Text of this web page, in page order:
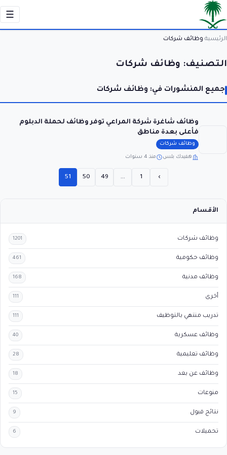
☰
الرئيسية وظائف شركات
التصنيف: وظائف شركات
جميع المنشورات في: وظائف شركات
وظائف شاغرة شركة المراعي توفر وظائف لحملة الدبلوم
فأعلى بعدة مناطق
وظائف شركات
هفيدك بلس منذ 4 سنوات
›
1
…
49
50
51
الأقسام
وظائف شركات 1201
وظائف حكومية 461
وظائف مدنية 168
أخرى 111
تدريب منتهي بالتوظيف 111
وظائف عسكرية 40
وظائف تعليمية 28
وظائف عن بعد 18
منوعات 15
نتائج قبول 9
تحميلات 6